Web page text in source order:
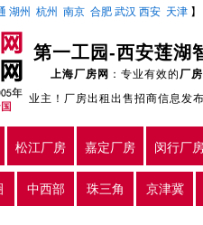
湖州 杭州 南京 合肥 武汉 西安 天津 】
第一工园-西安莲湖
上海厂房网 ：专业有效的厂
业主！厂房出租出售招商信息发
松江厂房 嘉定厂房 闵行厂
中西部 珠三角 京津冀